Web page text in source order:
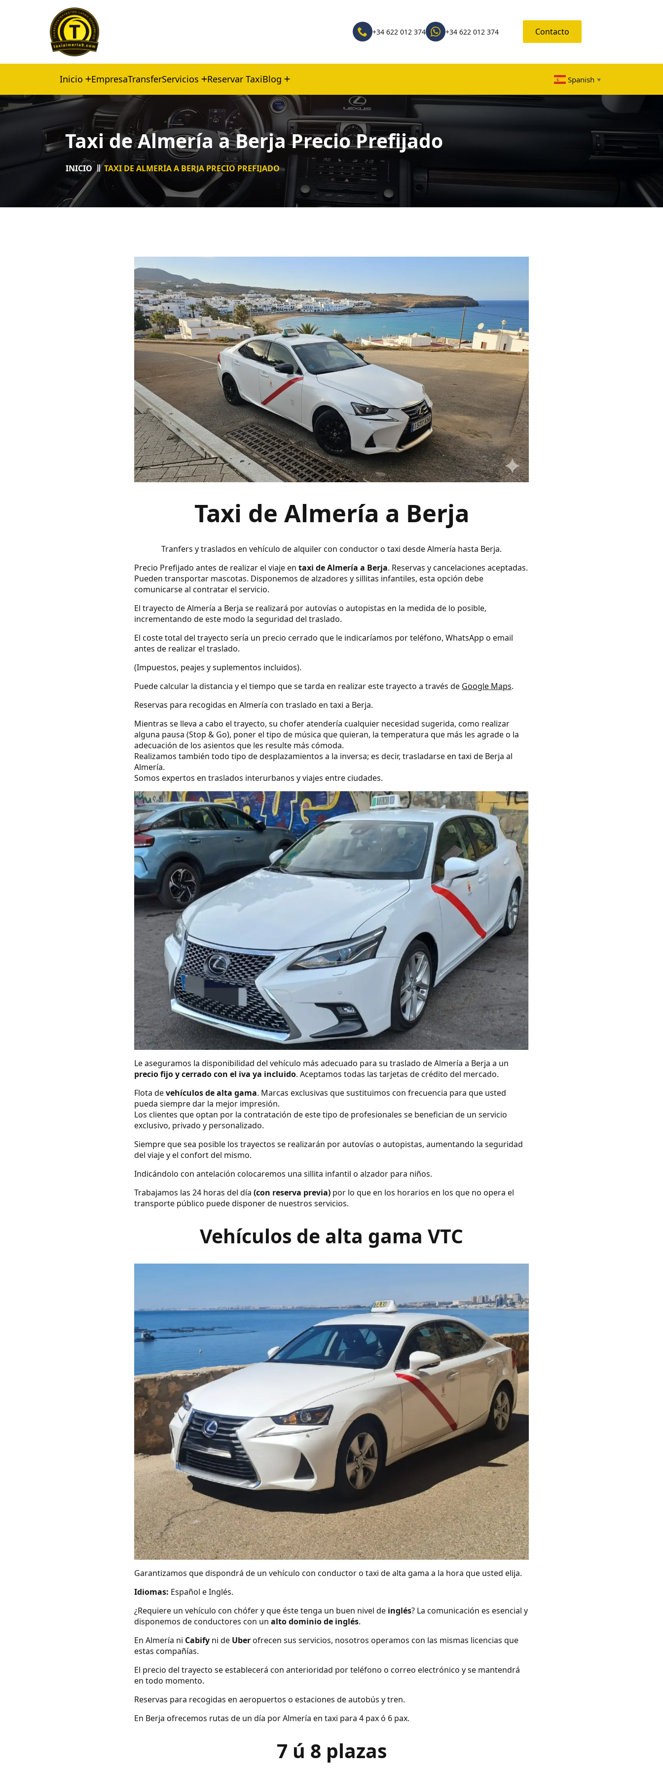
+34 622 012 374 +34 622 012 374 Contacto
Inicio EmpresaTransferServicios Reservar TaxiBlog Spanish ▼
Taxi de Almería a Berja Precio Prefijado
INICIO TAXI DE ALMERÍA A BERJA PRECIO PREFIJADO
Taxi de Almería a Berja
Tranfers y traslados en vehículo de alquiler con conductor o taxi desde Almería hasta Berja.
Precio Prefijado antes de realizar el viaje en taxi de Almería a Berja. Reservas y cancelaciones aceptadas.
Pueden transportar mascotas. Disponemos de alzadores y sillitas infantiles, esta opción debe
comunicarse al contratar el servicio.
El trayecto de Almería a Berja se realizará por autovías o autopistas en la medida de lo posible,
incrementando de este modo la seguridad del traslado.
El coste total del trayecto sería un precio cerrado que le indicaríamos por teléfono, WhatsApp o email
antes de realizar el traslado.
(Impuestos, peajes y suplementos incluidos).
Puede calcular la distancia y el tiempo que se tarda en realizar este trayecto a través de Google Maps.
Reservas para recogidas en Almería con traslado en taxi a Berja.
Mientras se lleva a cabo el trayecto, su chofer atendería cualquier necesidad sugerida, como realizar
alguna pausa (Stop & Go), poner el tipo de música que quieran, la temperatura que más les agrade o la
adecuación de los asientos que les resulte más cómoda.
Realizamos también todo tipo de desplazamientos a la inversa; es decir, trasladarse en taxi de Berja al
Almería.
Somos expertos en traslados interurbanos y viajes entre ciudades.
Le aseguramos la disponibilidad del vehículo más adecuado para su traslado de Almería a Berja a un
precio fijo y cerrado con el iva ya incluido. Aceptamos todas las tarjetas de crédito del mercado.
Flota devehículos de alta gama. Marcas exclusivas que sustituimos con frecuencia para que usted
pueda siempre dar la mejor impresión.
Los clientes que optan por la contratación de este tipo de profesionales se benefician de un servicio
exclusivo, privado y personalizado.
Siempre que sea posible los trayectos se realizarán por autovías o autopistas, aumentando la seguridad
del viaje y el confort del mismo.
Indicándolo con antelación colocaremos una sillita infantil o alzador para niños.
Trabajamos las 24 horas del día (con reserva previa) por lo que en los horarios en los que no opera el
transporte público puede disponer de nuestros servicios.
Vehículos de alta gama VTC
Garantizamos que dispondrá de un vehículo con conductor o taxi de alta gama a la hora que usted elija.
Idiomas: Español e Inglés.
¿Requiere un vehículo con chófer y que éste tenga un buen nivel de inglés? La comunicación es esencial y
disponemos de conductores con un alto dominio de inglés.
En Almería ni Cabify ni de Uberofrecen sus servicios, nosotros operamos con las mismas licencias que
estas compañías.
El precio del trayecto se establecerá con anterioridad por teléfono o correo electrónico y se mantendrá
en todo momento.
Reservas para recogidas en aeropuertos o estaciones de autobús y tren.
En Berja ofrecemos rutas de un día por Almería en taxi para 4 pax ó 6 pax.
7 ú 8 plazas